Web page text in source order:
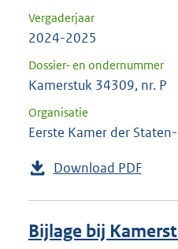
Vergaderjaar
2024-2025
Dossier- en ondernummer
Kamerstuk 34309, nr. P
Organisatie
Eerste Kamer der
Download PDF
Bijlage bij